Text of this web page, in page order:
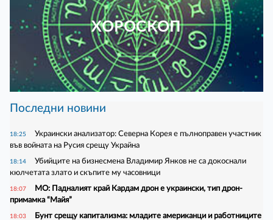
ХОРОСКОП
Последни новини
18:25
Украински анализатор: Северна Корея е пълноправен участник
във войната на Русия срещу Украйна
18:14
Убийците на бизнесмена Владимир Янков не са докоснали
кюлчетата злато и скъпите му часовници
18:07
МО: Падналият край Кардам дрон е украински, тип дрон-
примамка “Майя”
18:03
Бунт срещу капитализма: младите американци и работниците